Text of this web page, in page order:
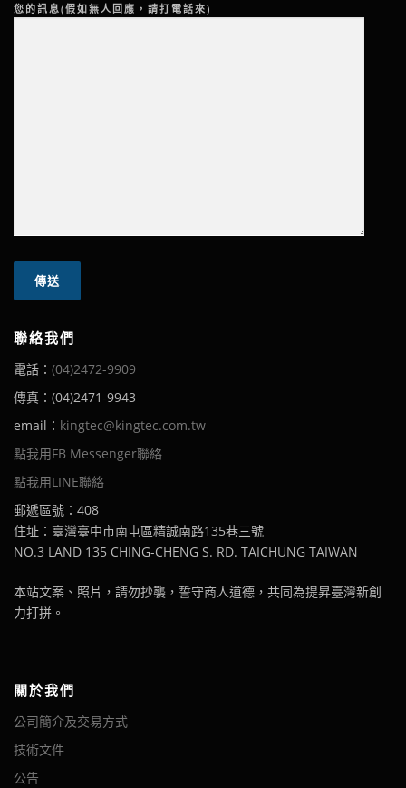
您的訊息(假如無人回應，請打電話來)
聯絡我們
電話： (04)2472-9909
傳真：(04)2471-9943
email： kingtec@kingtec.com.tw
點我用FB Messenger聯絡
點我用LINE聯絡
郵遞區號：408
住址：臺灣臺中市南屯區精誠南路135巷三號
NO.3 LAND 135 CHING-CHENG S. RD. TAICHUNG TAIWAN
本站文案、照片，請勿抄襲，誓守商人道德，共同為提昇臺灣新創
力打拼。
關於我們
公司簡介及交易方式
技術文件
公告